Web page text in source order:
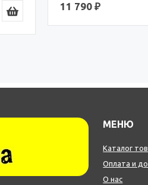
11 790 ₽
МЕНЮ
Каталог
Оплата и
О нас